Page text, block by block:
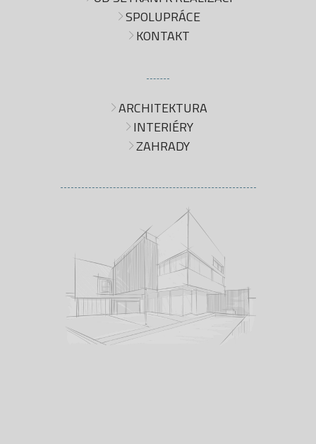
SPOLUPRÁCE
KONTAKT
ARCHITEKTURA
INTERIÉRY
ZAHRADY